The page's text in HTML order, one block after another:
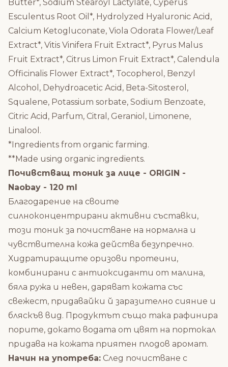
Butter*, Sodium Stearoyl Lactylate, Cyperus
Esculentus Root Oil*, Hydrolyzed Hyaluronic Acid,
Calcium Ketogluconate, Viola Odorata Flower/Leaf
Extract*, Vitis Vinifera Fruit Extract*, Pyrus Malus
Fruit Extract*, Citrus Limon Fruit Extract*, Calendula
Officinalis Flower Extract*, Tocopherol, Benzyl
Alcohol, Dehydroacetic Acid, Beta-Sitosterol,
Squalene, Potassium sorbate, Sodium Benzoate,
Citric Acid, Parfum, Citral, Geraniol, Limonene,
Linalool.
*Ingredients from organic farming.
**Made using organic ingredients.
Почивстващ тоник за лице - ORIGIN -
Naobay - 120 ml
Благодарение на своите
силноконцентрирани активни съставки,
този тоник за почистване на нормална и
чувствителна кожа действа безупречно.
Хидратиращите оризови протеини,
комбинирани с антиоксиданти от малина,
бяла ружа и невен, даряват кожата със
свежест, придавайки й заразително сияние и
бляскъв вид. Продуктът също така рафинира
порите, докато водата от цвят на портокал
придава на кожата приятен плодов аромат.
Начин на употреба: След почистване с